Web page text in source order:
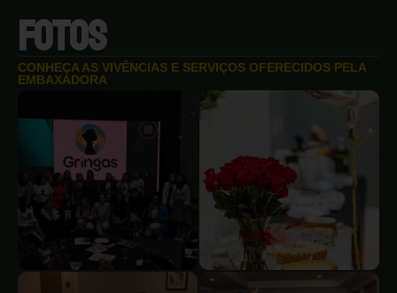
FOTOS
CONHEÇA AS VIVÊNCIAS E SERVIÇOS OFERECIDOS PELA
EMBAXADORA